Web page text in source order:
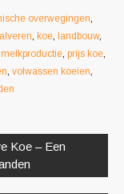
overwegingen,
, koe, landbouw,
melkproductie, prijs koe,
, volwassen koeien,
Koe – Een